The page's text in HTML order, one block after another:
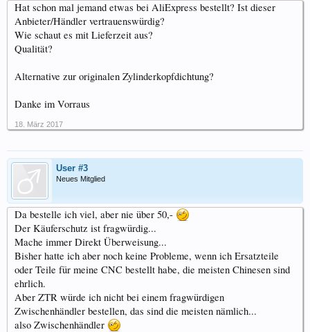
Hat schon mal jemand etwas bei AliExpress bestellt? Ist dieser
Anbieter/Händler vertrauenswürdig?
Wie schaut es mit Lieferzeit aus?
Qualität?
Alternative zur originalen Zylinderkopfdichtung?
Danke im Vorraus
18. März 2017
User #3
Neues Mitglied
Da bestelle ich viel, aber nie über 50,-
Der Käuferschutz ist fragwürdig...
Mache immer Direkt Überweisung...
Bisher hatte ich aber noch keine Probleme, wenn ich Ersatzteile
oder Teile für meine CNC bestellt habe, die meisten Chinesen sind
ehrlich.
Aber ZTR würde ich nicht bei einem fragwürdigen
Zwischenhändler bestellen, das sind die meisten nämlich...
also Zwischenhändler